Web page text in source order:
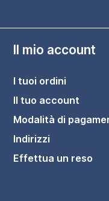
Il mio account
I tuoi ordini
Il tuo account
Modalità di
Indirizzi
Effettua un reso